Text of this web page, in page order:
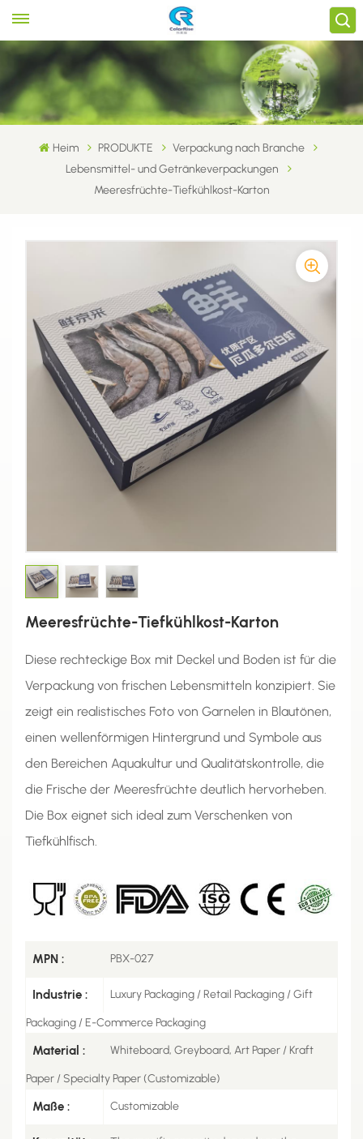
Heim PRODUKTE
Verpackung nach Branche
Lebensmittel- und Getränkeverpackungen
Meeresfrüchte-Tiefkühlkost-Karton
Meeresfrüchte-Tiefkühlkost-Karton
Diese rechteckige Box mit Deckel und Boden ist für die
Verpackung von frischen Lebensmitteln konzipiert. Sie
zeigt ein realistisches Foto von Garnelen in Blautönen,
einen wellenförmigen Hintergrund und Symbole aus
den Bereichen Aquakultur und Qualitätskontrolle, die
die Frische der Meeresfrüchte deutlich hervorheben.
Die Box eignet sich ideal zum Verschenken von
Tiefkühlfisch.
MPN : PBX-027
Industrie : Luxury Packaging / Retail Packaging / Gift
Packaging / E-Commerce Packaging
Material : Whiteboard, Greyboard, Art Paper / Kraft
Paper / Specialty Paper (Customizable)
Maße : Customizable